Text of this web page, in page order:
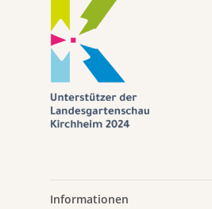
Informationen